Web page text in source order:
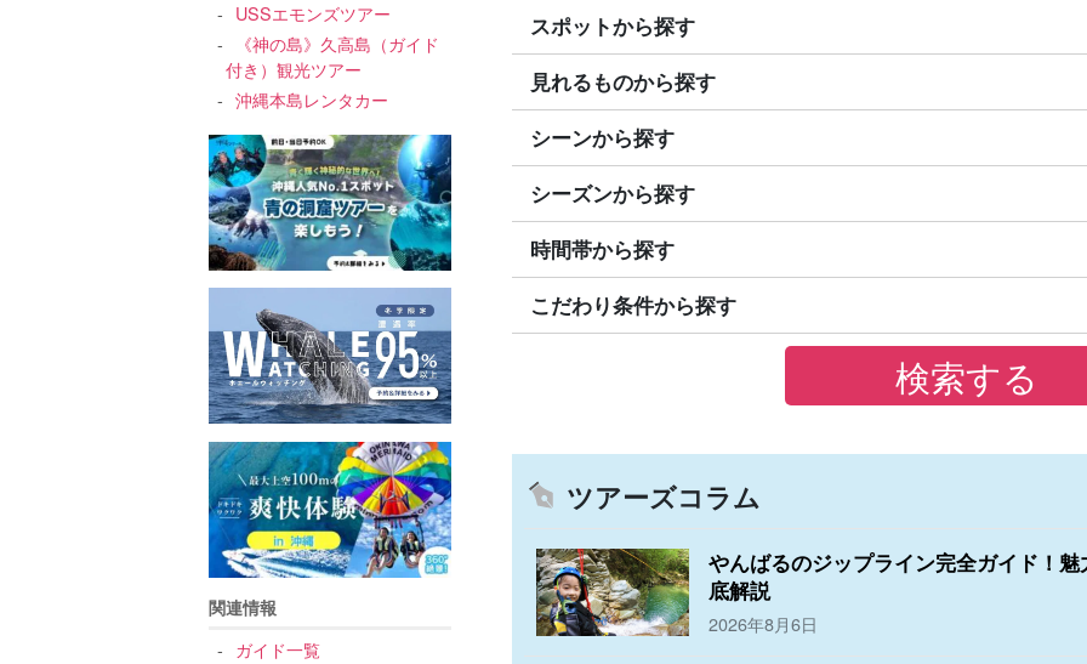
USSエモンズツアー
《神の島》久高島（ガイド
付き）観光ツアー
沖縄本島レンタカー
関連情報
ガイド一覧
スポットから探す
見れるものから探す
シーンから探す
シーズンから探す
時間帯から探す
こだわり条件から探す
ツアーズコラム
やんばるのジップライン完全ガイド！
底解説
2026年8月6日